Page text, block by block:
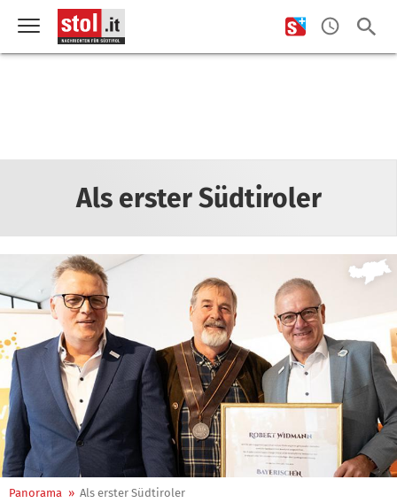
Als erster Südtiroler
Panorama » Als erster Südtiroler